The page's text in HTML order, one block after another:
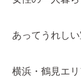
あってうれし
横浜・鶴見エ